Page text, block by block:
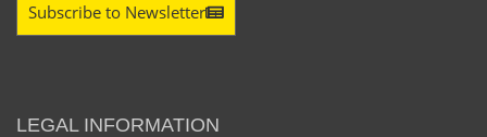
Subscribe to Newsletter
LEGAL INFORMATION